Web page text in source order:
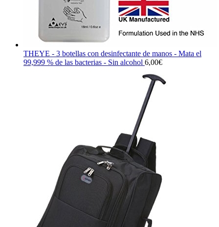
THEYE - 3 botellas con desinfectante de manos - Mata el
99,999 % de las bacterias - Sin alcohol 6,00€